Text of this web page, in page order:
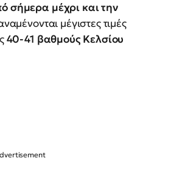
σήμερα μέχρι και την
μέγιστες τιμές
40-41 βαθμούς Κελσίου